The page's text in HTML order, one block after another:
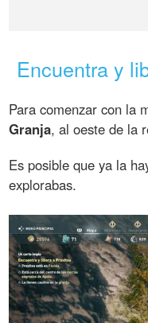
Encuentra y
Para comenzar con la
Granja, al oeste de la
Es posible que ya la
explorabas.